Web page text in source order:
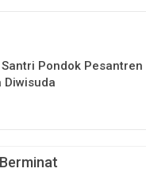
Pondok Pesantren
Diwisuda